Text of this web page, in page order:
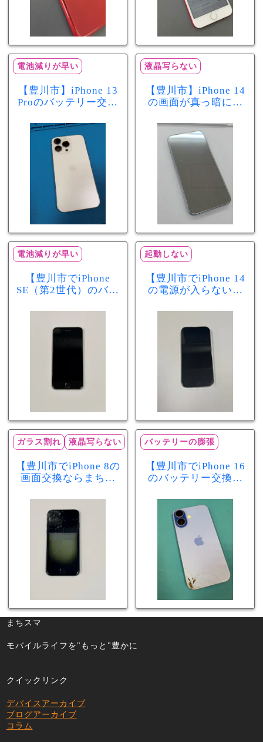
電池減りが早い
【豊川市】iPhone 13
Proのバッテリー交換
が早い症状も当日90
分で改善
液晶写らない
【豊川市】iPhone 14
の画面が真っ暗に…
修理！データそのま
まで復旧しました
電池減りが早い
【豊川市でiPhone
SE（第2世代）のバッ
スマ豊川店】電池の
減りが早い症状も当
起動しない
【豊川市でiPhone 14
の電源が入らない修
店】バッテリー交換
で復旧するケースも
あります！
ガラス割れ 液晶写らない
【豊川市でiPhone 8の
画面交換ならまちス
れ・液晶不良も当日
60分で修理可能！
バッテリーの膨張
【豊川市でiPhone 16
のバッテリー交換な
少し膨張したバッテ
リーも当日90分で安
心修理！
まちスマ
モバイルライフを"もっと"豊かに
クイックリンク
デバイスアーカイブ
ブログアーカイブ
コラム